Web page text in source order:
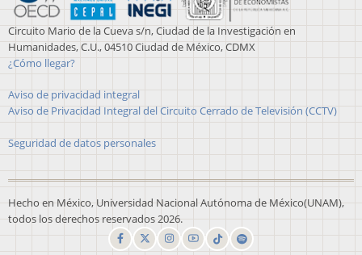
Circuito Mario de la Cueva s/n, Ciudad de la Investigación en
Humanidades, C.U., 04510 Ciudad de México, CDMX
¿Cómo llegar?
Aviso de privacidad integral
Aviso de Privacidad Integral del Circuito Cerrado de Televisión (CCTV)
Seguridad de datos personales
Hecho en México, Universidad Nacional Autónoma de México(UNAM),
todos los derechos reservados 2026.